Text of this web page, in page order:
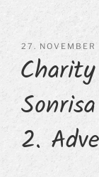
AM
27.
2.